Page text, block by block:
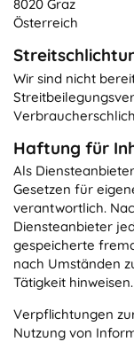
8020 Graz
Österreich
Wir sind nicht
Haftung für
Als
Gesetzen für
verantwortlich.
Diensteanbieter
gespeicherte
nach Umständen
Tätigkeit hinweisen.
Verpflichtungen
Nutzung von